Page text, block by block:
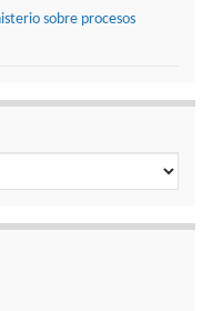
sobre procesos